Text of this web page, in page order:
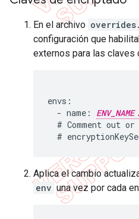
En el archivo
configuración que
externos para las claves
envs:
  - name:
ENV_NAME
# Comment out or
#
Aplica el cambio
env una vez por cada